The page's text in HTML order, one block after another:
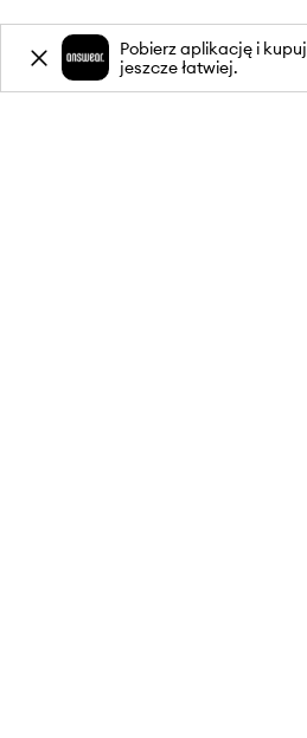
O NAS
Pobierz aplikację i kupuj
jeszcze łatwiej.